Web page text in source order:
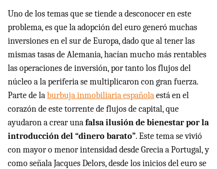
Uno de los temas que se tiende a desconocer en este
problema, es que la adopción del euro generó muchas
inversiones en el sur de Europa, dado que al tener las
mismas tasas de Alemania, hacían mucho más rentables
las operaciones de inversión, por tanto los flujos del
núcleo a la periferia se multiplicaron con gran fuerza.
Parte de laburbuja inmobiliaria españolaestá en el
corazón de este torrente de flujos de capital, que
ayudaron a crear unafalsa ilusión de bienestar por la
introducción del “dinero barato”. Este tema se vivió
con mayor o menor intensidad desde Grecia a Portugal, y
como señala Jacques Delors, desde los inicios del euro se